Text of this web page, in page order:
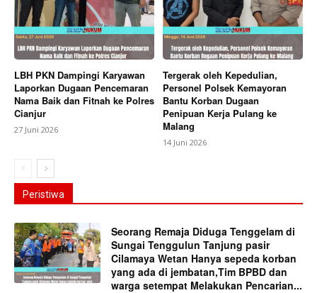
LBH PKN Dampingi Karyawan
Laporkan Dugaan Pencemaran
Nama Baik dan Fitnah ke Polres
Cianjur
27 Juni 2026
Tergerak oleh Kepedulian,
Personel Polsek Kemayoran
Bantu Korban Dugaan
Penipuan Kerja Pulang ke
Malang
14 Juni 2026
Peristiwa
Seorang Remaja Diduga Tenggelam di
Sungai Tenggulun Tanjung pasir
Cilamaya Wetan Hanya sepeda korban
yang ada di jembatan,Tim BPBD dan
warga setempat Melakukan Pencarian...